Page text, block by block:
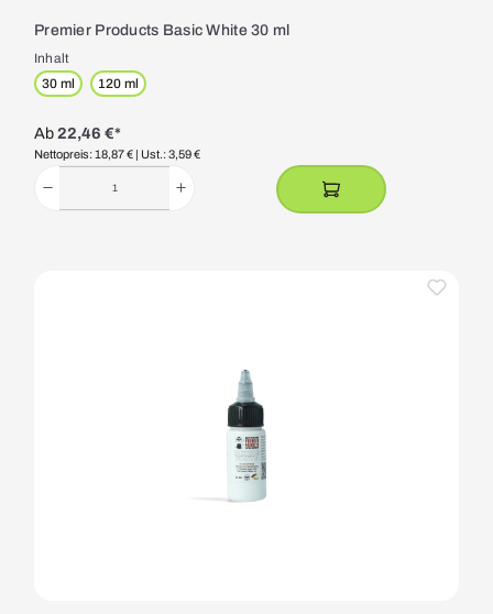
Premier Products Basic White 30 ml
Inhalt
30 ml
120 ml
Ab 22,46 €*
Nettopreis: 18,87 € | Ust.: 3,59 €